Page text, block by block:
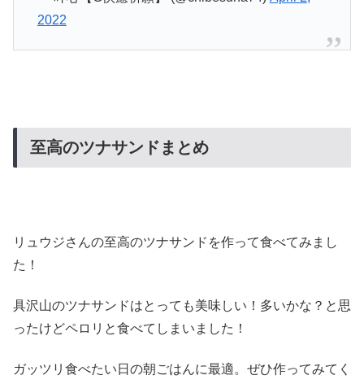
2022
至高のツナサンドまとめ
リュウジさんの至高のツナサンドを作って食べてみまし
た！
具沢山のツナサンドはとっても美味しい！多いかな？と思
ったけどペロリと食べてしまいました！
ガッツリ食べたい日の朝ごはんに最適。ぜひ作ってみてく